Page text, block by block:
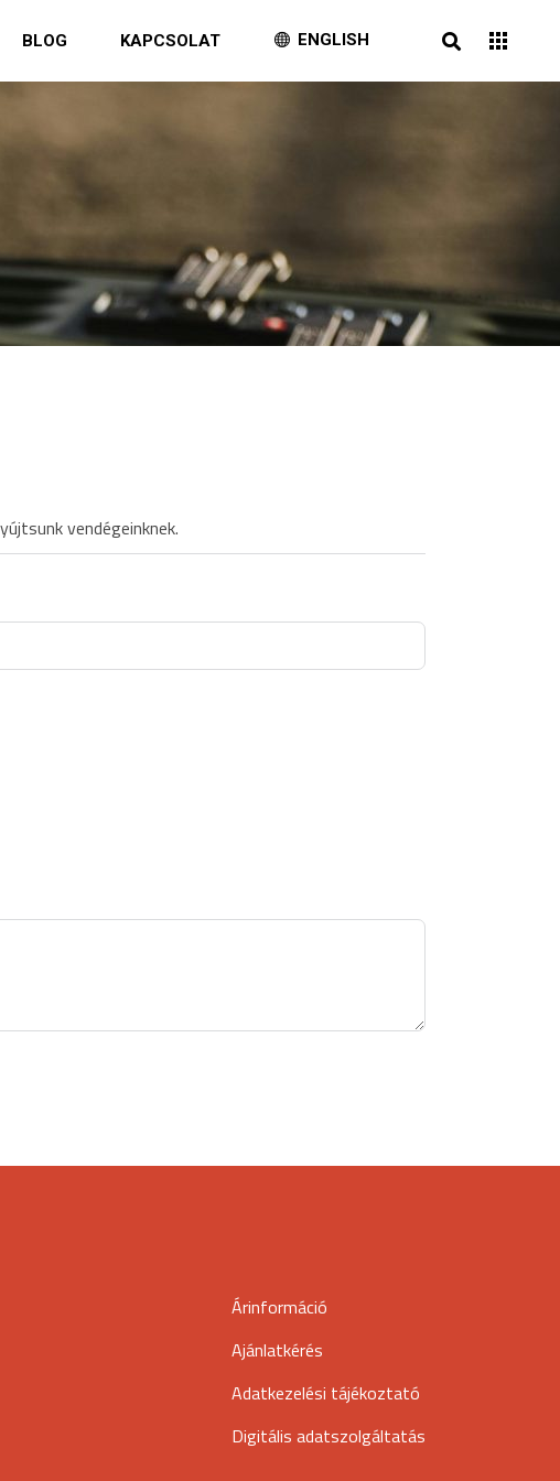
BLOG KAPCSOLAT ENGLISH
vendégeinknek.
Árinformáció
Ajánlatkérés
Adatkezelési tájékoztató
Digitális adatszolgáltatás